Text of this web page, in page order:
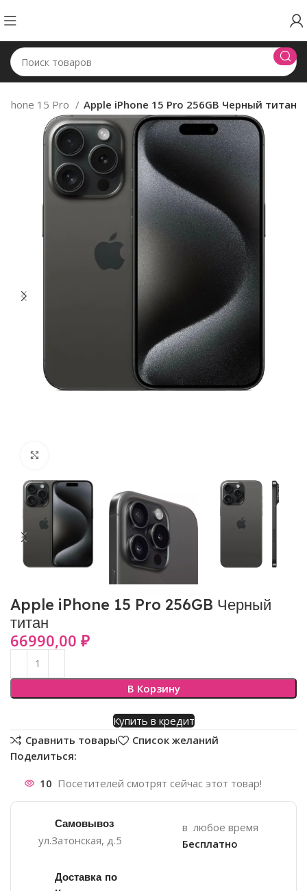
iPhone 15 Pro Apple iPhone 15 Pro 256GB Черный титан
Apple iPhone 15 Pro 256GB Черный
титан
66990,00₽
В Корзину
Купить в кредит
Сравнить товары
Список желаний
Поделиться:
10 Посетителей смотрят сейчас этот товар!
Самовывоз
ул.Затонская, д.5
в любое время
Бесплатно
Доставка по